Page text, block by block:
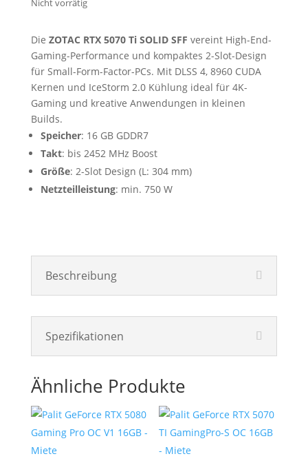
Nicht vorrätig
Die ZOTAC RTX 5070 Ti SOLID SFF vereint High-End-
Gaming-Performance und kompaktes 2-Slot-Design
für Small-Form-Factor-PCs. Mit DLSS 4, 8960 CUDA
Kernen und IceStorm 2.0 Kühlung ideal für 4K-
Gaming und kreative Anwendungen in kleinen
Builds.
Speicher: 16 GB GDDR7
Takt: bis 2452 MHz Boost
Größe: 2-Slot Design (L: 304 mm)
Netzteilleistung: min. 750 W
Beschreibung
Spezifikationen
Ähnliche Produkte